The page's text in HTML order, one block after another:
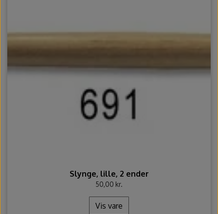
Slynge, lille, 2 ender
50,00 kr.
Vis vare